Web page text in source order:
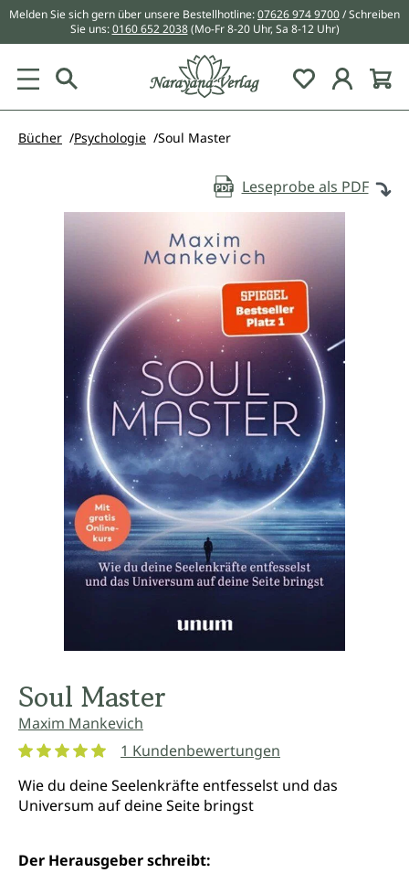
springen
Melden Sie sich gern über unsere Bestellhotline:07626 974 9700/ Schreiben
Sie uns:0160 652 2038 (Mo-Fr 8-20 Uhr, Sa 8-12 Uhr)
Du hast 0
Bücher Psychologie Soul Master
Leseprobe als PDF
Soul Master
Maxim Mankevich
1 Kundenbewertungen
Wie du deine Seelenkräfte entfesselst und das
Universum auf deine Seite bringst
Der Herausgeber schreibt: